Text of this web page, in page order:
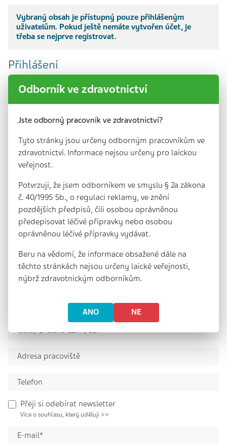
Vybraný obsah je přístupný pouze přihlášeným
uživatelům. Pokud ještě nemáte vytvořen účet, je
třeba se nejprve registrovat.
Přihlášení
Přihlásit se Ztracené heslo
Přeji si odebírat newsletter
Více o souhlasu, který uděluji >>
Odborník ve zdravotnictví
Jste odborný pracovník ve zdravotnictví?
Tyto stránky jsou určeny odborným pracovníkům ve
zdravotnictví. Informace nejsou určeny pro laickou
veřejnost.
Potvrzuji, že jsem odborníkem ve smyslu § 2a zákona
č. 40/1995 Sb., o regulaci reklamy, ve znění
pozdějších předpisů, čili osobou oprávněnou
předepisovat léčivé přípravky nebo osobou
oprávněnou léčivé přípravky vydávat.
Beru na vědomí, že informace obsažené dále na
těchto stránkách nejsou určeny laické veřejnosti,
nýbrž zdravotnickým odborníkům.
ANO NE